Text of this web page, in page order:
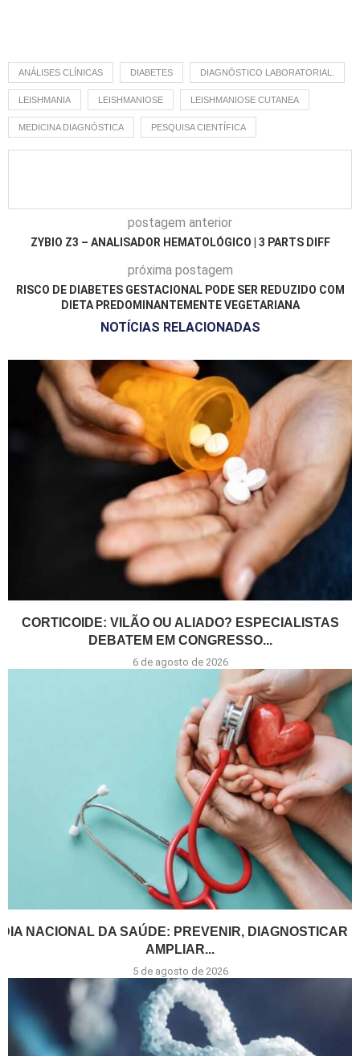
ANÁLISES CLÍNICAS DIABETES DIAGNÓSTICO LABORATORIAL.
LEISHMANIA LEISHMANIOSE LEISHMANIOSE CUTANEA
MEDICINA DIAGNÓSTICA PESQUISA CIENTÍFICA
postagem anterior
ZYBIO Z3 – ANALISADOR HEMATOLÓGICO | 3 PARTS DIFF
próxima postagem
RISCO DE DIABETES GESTACIONAL PODE SER REDUZIDO COM
DIETA PREDOMINANTEMENTE VEGETARIANA
NOTÍCIAS RELACIONADAS
CORTICOIDE: VILÃO OU ALIADO? ESPECIALISTAS
DEBATEM EM CONGRESSO...
6 de agosto de 2026
DIA NACIONAL DA SAÚDE: PREVENIR, DIAGNOSTICAR E
AMPLIAR...
5 de agosto de 2026